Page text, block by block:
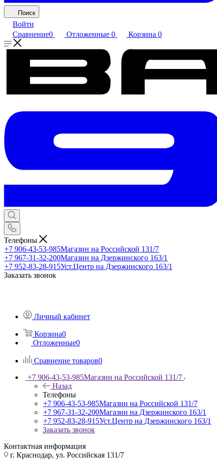
Поиск
Войти
Сравнение0 Отложенные 0 Корзина 0
Телефоны
+7 906-43-53-985Магазин на Российской 131/7
+7 967-31-32-200Магазин на Дзержинского 163/1
+7 952-83-28-915Уст.Центр на Дзержинского 163/1
Заказать звонок
Личный кабинет
Корзина0
Отложенные0
Сравнение товаров0
+7 906-43-53-985Магазин на Российской 131/7
Назад
Телефоны
+7 906-43-53-985Магазин на Российской 131/7
+7 967-31-32-200Магазин на Дзержинского 163/1
+7 952-83-28-915Уст.Центр на Дзержинского 163/1
Заказать звонок
Контактная информация
г. Краснодар, ул. Российская 131/7